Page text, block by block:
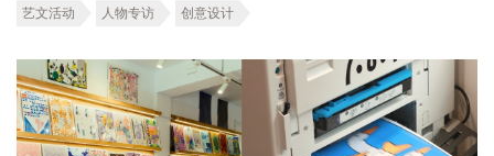
艺文活动 人物专访 创意设计